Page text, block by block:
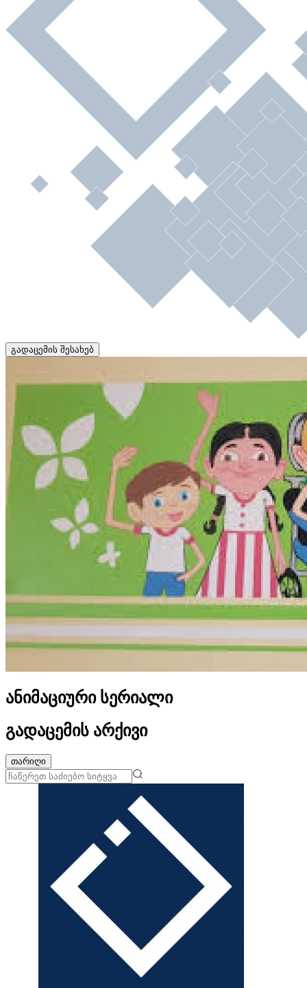
გადაცემის შესახებ
ანიმაციური სერიალი
გადაცემის არქივი
თარიღი